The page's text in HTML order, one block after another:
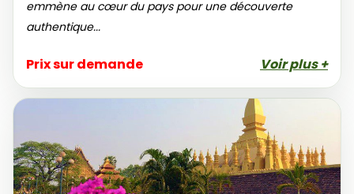
emmène au cœur du pays pour une découverte
authentique...
Prix sur demande Voir plus +